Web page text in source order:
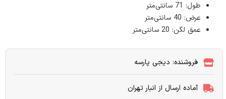
طول: 71 سانتی‌متر
عرض: 40 سانتی‌متر
عمق لگن: 20 سانتی‌متر
فروشنده: دیجی پارسه
آماده ارسال از انبار تهران